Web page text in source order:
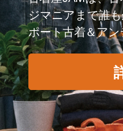
ジマニアまで誰
ポート古着＆ア